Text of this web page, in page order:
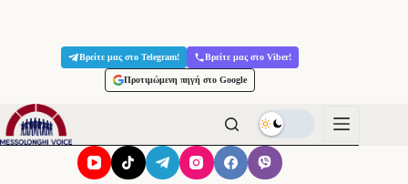
Βρείτε μας στο Telegram! Βρείτε μας στο Viber!
Προτιμώμενη πηγή στο Google